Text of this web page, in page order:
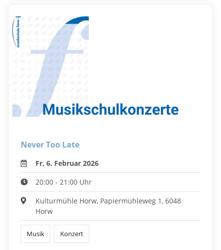
Never Too Late
Fr, 6. Februar 2026
20:00 - 21:00 Uhr
Kulturmühle Horw, Papiermühleweg 1, 6048
Horw
Musik Konzert